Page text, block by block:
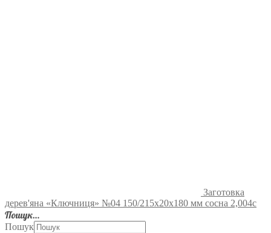
Заготовка
дерев'яна «Ключниця» №04 150/215х20х180 мм сосна 2,004с
Пошук…
Пошук